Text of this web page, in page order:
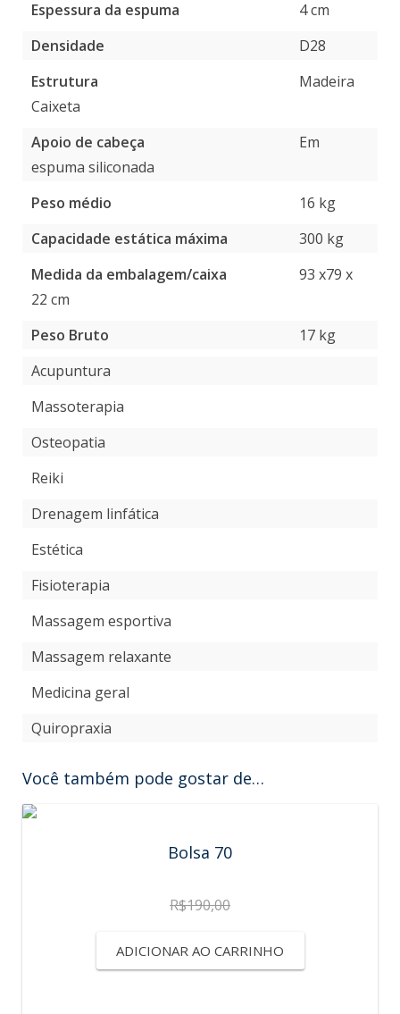
Espessura da espuma
4 cm
Densidade
D28
Estrutura
Madeira
Caixeta
Apoio de cabeça
Em
espuma siliconada
Peso médio
16 kg
Capacidade estática máxima
300 kg
Medida da embalagem/caixa
93 x79 x
22 cm
Peso Bruto
17 kg
Acupuntura
Massoterapia
Osteopatia
Reiki
Drenagem linfática
Estética
Fisioterapia
Massagem esportiva
Massagem relaxante
Medicina geral
Quiropraxia
Você também pode gostar de…
Bolsa 70
R$190,00
ADICIONAR AO CARRINHO